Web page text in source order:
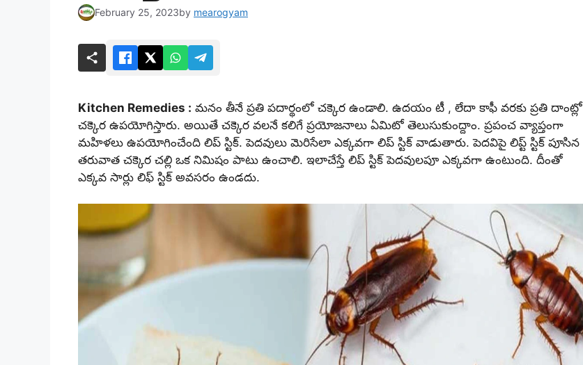
February 25, 2023by mearogyam
Kitchen Remedies : మ‌నం తీనే ప్ర‌తి ప‌దార్థంలో చ‌క్కెర‌ ఉండాలి. ఉద‌యం టీ , లేదా కాఫీ వ‌ర‌కు ప్ర‌తి దాంట్లో
చ‌క్కెర ఉప‌యోగిస్తారు. అయితే చ‌క్కెర వ‌ల‌నే క‌లిగే ప్ర‌యోజ‌నాలు ఏమిటో తెలుసుకుంద్దాం. ప్ర‌పంచ వ్యాప్తంగా
మ‌హిళ‌లు ఉప‌యోగించేంది లిప్ స్టిక్. పెద‌వులు మెరిసేలా ఎక్క‌వ‌గా లిప్ స్టిక్ వాడుతారు. పెద‌విపై లిప్ట్ స్టిక్ పూసిన
త‌రువాత చ‌క్కెర చ‌ల్లి ఒక నిమిషం పాటు ఉంచాలి. ఇలాచేస్తే లిప్ స్టిక్ పెద‌వుల‌పూ ఎక్క‌వ‌గా ఉంటుంది. దీంతో
ఎక్క‌వ సార్లు లిఫ్ స్టిక్ అవ‌స‌రం ఉండ‌దు.